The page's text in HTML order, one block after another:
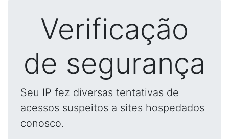
Verificação
de segurança
Seu IP fez diversas tentativas de
acessos suspeitos a sites hospedados
conosco.